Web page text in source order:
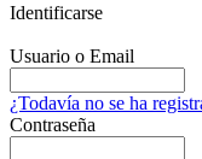
Identificarse
Usuario o Email
¿Todavía no se ha
Contraseña